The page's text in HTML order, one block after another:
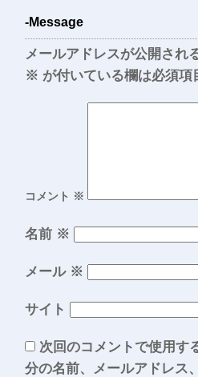
-Message
メールアドレスが公開され
※ が付いている欄は必須項
コメント ※
名前 ※
メール ※
サイト
次回のコメントで使用す
分の名前、メールアドレス